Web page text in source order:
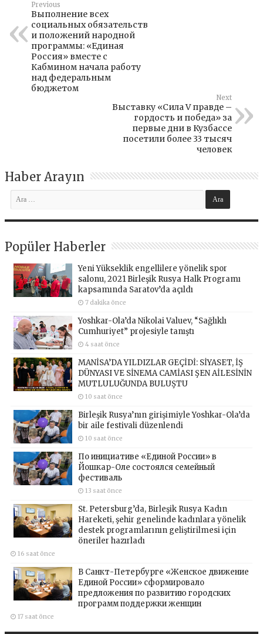
Previous
Выполнение всех
социальных обязательств
и положений народной
программы: «Единая
Россия» вместе с
Кабмином начала работу
над федеральным
бюджетом
Next
Выставку «Сила V правде –
гордость и победа» за
первые дни в Кузбассе
посетили более 33 тысяч
человек
Haber Arayın
Popüler Haberler
Yeni Yükseklik engellilere yönelik spor
salonu, 2021 Birleşik Rusya Halk Programı
kapsamında Saratov’da açıldı
7 dakika önce
Yoshkar-Ola’da Nikolai Valuev, “Sağlıklı
Cumhuriyet” projesiyle tanıştı
4 saat önce
MANİSA’DA YILDIZLAR GEÇİDİ: SİYASET, İŞ
DÜNYASI VE SİNEMA CAMİASI ŞEN AİLESİNİN
MUTLULUĞUNDA BULUŞTU
10 saat önce
Birleşik Rusya’nın girişimiyle Yoshkar-Ola’da
bir aile festivali düzenlendi
10 saat önce
По инициативе «Единой России» в
Йошкар-Оле состоялся семейный
фестиваль
13 saat önce
St. Petersburg’da, Birleşik Rusya Kadın
Hareketi, şehir genelinde kadınlara yönelik
destek programlarının geliştirilmesi için
öneriler hazırladı
16 saat önce
В Санкт-Петербурге «Женское движение
Единой России» сформировало
предложения по развитию городских
программ поддержки женщин
17 saat önce